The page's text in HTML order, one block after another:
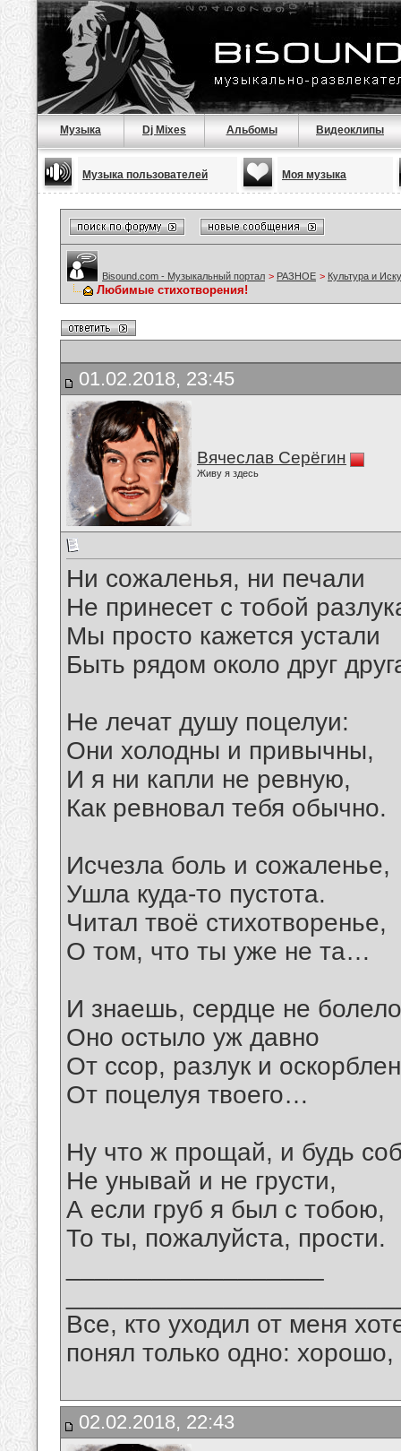
Музыка Dj Mixes Альбомы Видеоклипы
Музыка пользователей Моя музыка
Bisound.com - Музыкальный портал > РАЗНОЕ > Культура и
Любимые стихотворения!
01.02.2018, 23:45
Вячеслав Серёгин
Живу я здесь
Ни сожаленья, ни печали
Не принесет с тобой
Мы просто кажется устали
Быть рядом около друг
Не лечат душу поцелуи:
Они холодны и привычны,
И я ни капли не ревную,
Как ревновал тебя обычно.
Исчезла боль и сожаленье,
Ушла куда-то пустота.
Читал твоё стихотворенье,
О том, что ты уже не та…
И знаешь, сердце не
Оно остыло уж давно
От ссор, разлук и
От поцелуя твоего…
Ну что ж прощай, и будь
Не унывай и не грусти,
А если груб я был с тобою,
То ты, пожалуйста, прости.
Все, кто уходил от меня
понял только одно:
02.02.2018, 22:43